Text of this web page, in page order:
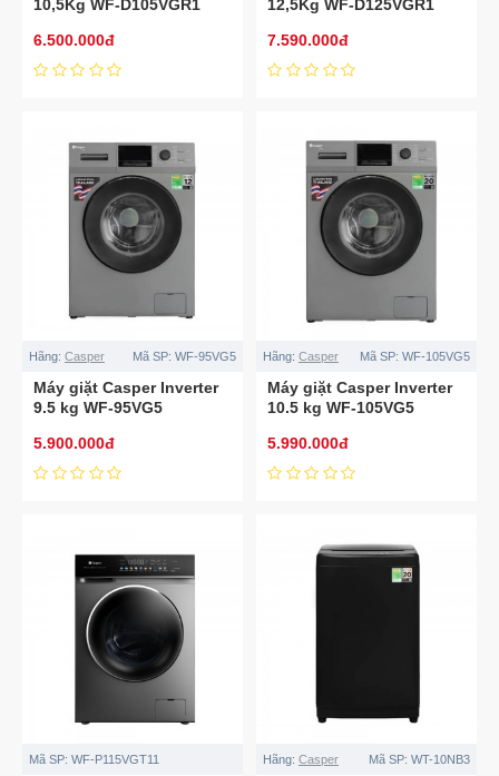
10,5Kg WF-D105VGR1
6.500.000đ
12,5Kg WF-D125VGR1
7.590.000đ
Hãng: Casper Mã SP: WF-95VG5
Máy giặt Casper Inverter
9.5 kg WF-95VG5
5.900.000đ
Hãng: Casper Mã SP: WF-105VG5
Máy giặt Casper Inverter
10.5 kg WF-105VG5
5.990.000đ
Mã SP: WF-P115VGT11 Hãng: Casper Mã SP: WT-10NB3